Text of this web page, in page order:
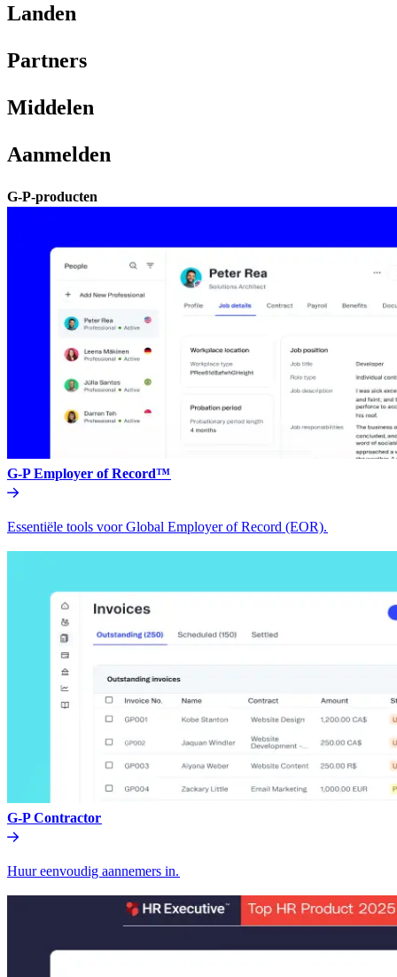
Landen​​
Partners​​
Middelen​​
Aanmelden​​
G-P-producten​​
G-P Employer of Record™​​
Essentiële tools voor Global Employer of Record (EOR).​​
G-P Contractor​​
Huur eenvoudig aannemers in.​​